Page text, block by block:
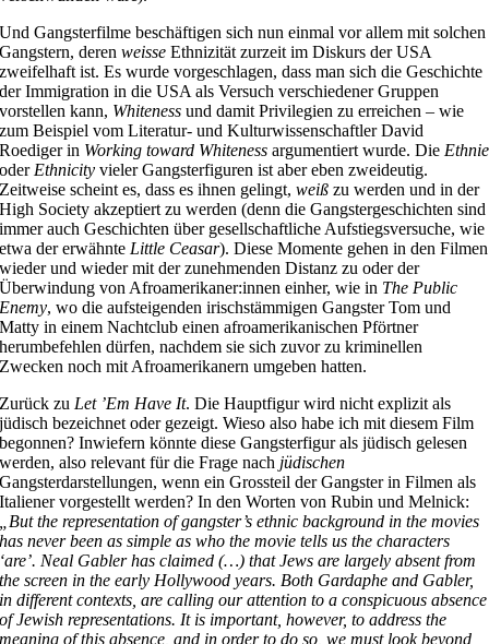
Und Gangsterfilme beschäftigen sich nun einmal vor allem mit solchen
Gangstern, derenweisse Ethnizität zurzeit im Diskurs der USA
zweifelhaft ist. Es wurde vorgeschlagen, dass man sich die Geschichte
der Immigration in die USA als Versuch verschiedener Gruppen
vorstellen kann, Whiteness und damit Privilegien zu erreichen – wie
zum Beispiel vom Literatur- und Kulturwissenschaftler David
Roediger in Working toward Whiteness argumentiert wurde. Die Ethnie
oder Ethnicity vieler Gangsterfiguren ist aber eben zweideutig.
Zeitweise scheint es, dass es ihnen gelingt,weiß zu werden und in der
High Society akzeptiert zu werden (denn die Gangstergeschichten sind
immer auch Geschichten über gesellschaftliche Aufstiegsversuche, wie
etwa der erwähnte Little Ceasar). Diese Momente gehen in den Filmen
wieder und wieder mit der zunehmenden Distanz zu oder der
Überwindung von Afroamerikaner:innen einher, wie in The Public
Enemy, wo die aufsteigenden irischstämmigen Gangster Tom und
Matty in einem Nachtclub einen afroamerikanischen Pförtner
herumbefehlen dürfen, nachdem sie sich zuvor zu kriminellen
Zwecken noch mit Afroamerikanern umgeben hatten.
Zurück zu Let ʼEm Have It. Die Hauptfigur wird nicht explizit als
jüdisch bezeichnet oder gezeigt. Wieso also habe ich mit diesem Film
begonnen? Inwiefern könnte diese Gangsterfigur als jüdisch gelesen
werden, also relevant für die Frage nach jüdischen
Gangsterdarstellungen, wenn ein Grossteil der Gangster in Filmen als
Italiener vorgestellt werden? In den Worten von Rubin und Melnick:
But the representation of gangster’s ethnic background in the movies
has never been as simple as who the movie tells us the characters
‘are’. Neal Gabler has claimed (…) that Jews are largely absent from
the screen in the early Hollywood years. Both Gardaphe and Gabler,
in different contexts, are calling our attention to a conspicuous absence
of Jewish representations. It is important, however, to address the
meaning of this absence, and in order to do so, we must look beyond